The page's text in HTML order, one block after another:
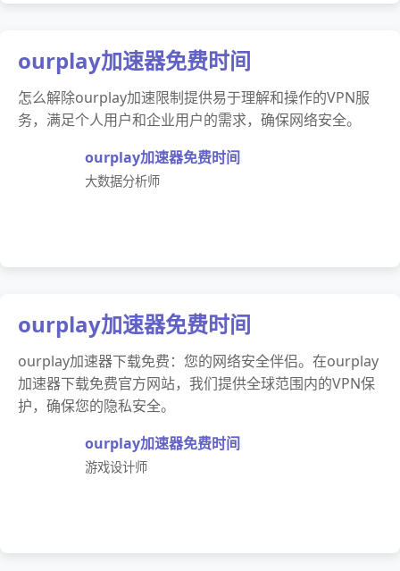
ourplay加速器免费时间
怎么解除ourplay加速限制提供易于理解和操作的VPN服
务，满足个人用户和企业用户的需求，确保网络安全。
ourplay加速器免费时间
大数据分析师
ourplay加速器免费时间
ourplay加速器下载免费：您的网络安全伴侣。在ourplay
加速器下载免费官方网站，我们提供全球范围内的VPN保
护，确保您的隐私安全。
ourplay加速器免费时间
游戏设计师